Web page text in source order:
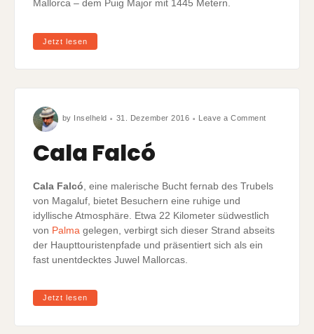
Mallorca – dem Puig Major mit 1445 Metern.
Jetzt lesen
by Inselheld 31. Dezember 2016 Leave a CommentCala
Cala Falcó
Cala Falcó , eine malerische Bucht fernab des Trubels
von Magaluf, bietet Besuchern eine ruhige und
idyllische Atmosphäre. Etwa 22 Kilometer südwestlich
von Palma gelegen, verbirgt sich dieser Strand abseits
der Haupttouristenpfade und präsentiert sich als ein
fast unentdecktes Juwel Mallorcas.
Jetzt lesen